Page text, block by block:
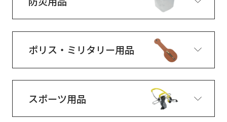
ポリス・ミリタリー用品
スポーツ用品